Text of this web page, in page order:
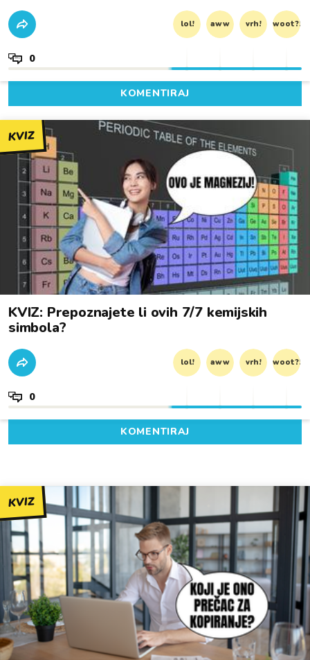
lol! aww vrh! woot?!
0
KOMENTIRAJ
KVIZ
KVIZ: Prepoznajete li ovih 7/7 kemijskih
simbola?
lol! aww vrh! woot?!
0
KOMENTIRAJ
KVIZ